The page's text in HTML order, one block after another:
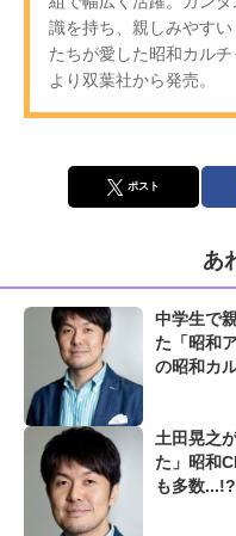
識を持ち、親しみやす
たちが愛した昭和カル
より双葉社から発売。
ポスト
あ
中学生で
た「昭和
の昭和カ
土田晃之
た」昭和
も多数